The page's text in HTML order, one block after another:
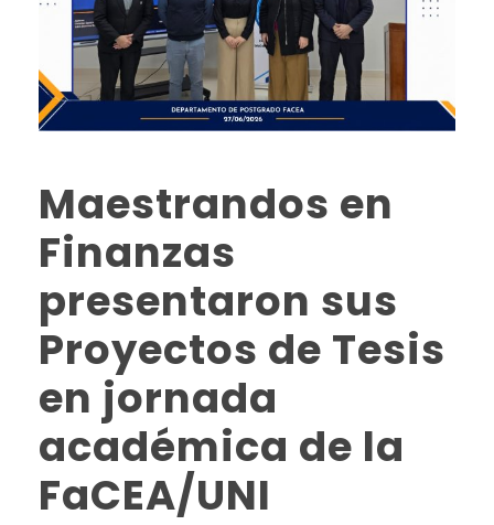
Maestrandos en
Finanzas
presentaron sus
Proyectos de Tesis
en jornada
académica de la
FaCEA/UNI